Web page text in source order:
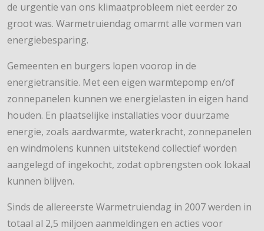
de urgentie van ons klimaatprobleem niet eerder zo
groot was. Warmetruiendag omarmt alle vormen van
energiebesparing.
Gemeenten en burgers lopen voorop in de
energietransitie. Met een eigen warmtepomp en/of
zonnepanelen kunnen we energielasten in eigen hand
houden. En plaatselijke installaties voor duurzame
energie, zoals aardwarmte, waterkracht, zonnepanelen
en windmolens kunnen uitstekend collectief worden
aangelegd of ingekocht, zodat opbrengsten ook lokaal
kunnen blijven.
Sinds de allereerste Warmetruiendag in 2007 werden in
totaal al 2,5 miljoen aanmeldingen en acties voor